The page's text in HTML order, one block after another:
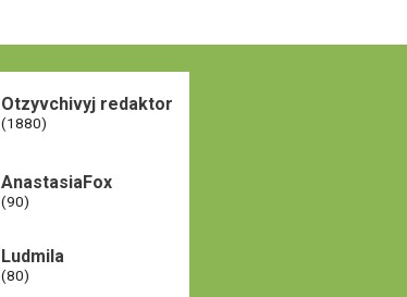
Otzyvchivyj redaktor
(1880)
AnastasiaFox
(90)
Ludmila
(80)